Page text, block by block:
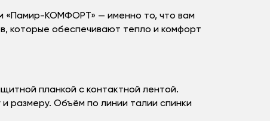
«Памир-КОМФОРТ» — именно то, что вам
которые обеспечивают тепло и комфорт
планкой с контактной лентой.
размеру. Объём по линии талии спинки